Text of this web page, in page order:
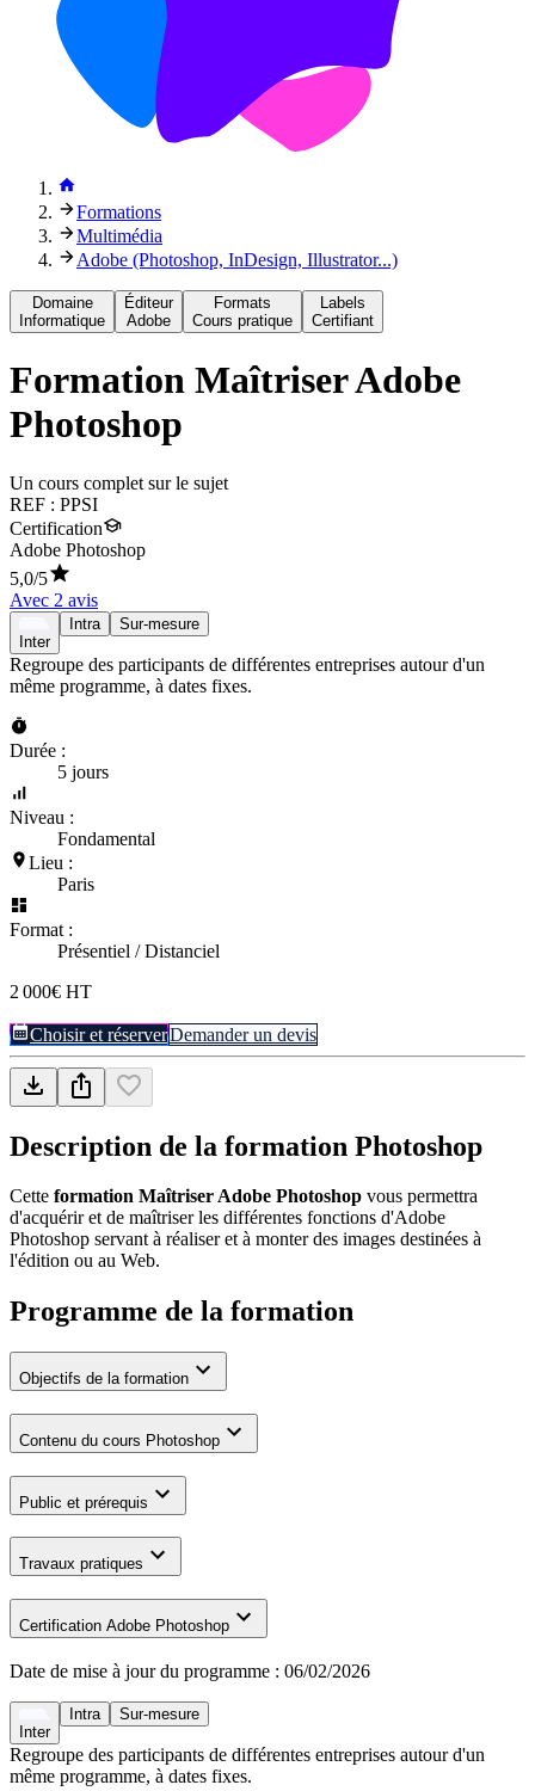
Formations
Multimédia
Adobe (Photoshop, InDesign, Illustrator...)
Domaine
Informatique
Éditeur
Adobe
Formats
Cours pratique
Labels
Certifiant
Formation Maîtriser Adobe
Photoshop
Un cours complet sur le sujet
REF : PPSI
Certification
Adobe Photoshop
5,0/5
Avec 2 avis
Inter
Intra Sur-mesure
Regroupe des participants de différentes entreprises autour d'un
même programme, à dates fixes.
Durée :
5 jours
Niveau :
Fondamental
Lieu :
Paris
Format :
Présentiel / Distanciel
2 000€ HT
Choisir et réserverDemander un devis
Description de la formation Photoshop
Cette formation Maîtriser Adobe Photoshop vous permettra
d'acquérir et de maîtriser les différentes fonctions d'Adobe
Photoshop servant à réaliser et à monter des images destinées à
l'édition ou au Web.
Programme de la formation
Objectifs de la formation
Contenu du cours Photoshop
Public et prérequis
Travaux pratiques
Certification Adobe Photoshop
Date de mise à jour du programme : 06/02/2026
Inter
Intra Sur-mesure
Regroupe des participants de différentes entreprises autour d'un
même programme, à dates fixes.